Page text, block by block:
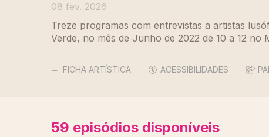
08 fev. 2026
Treze programas com entrevistas a artistas
Verde, no mês de Junho de 2022 de 10 a 12 no
FICHA ARTÍSTICA ACESSIBILIDADES
59 episódios disponíveis